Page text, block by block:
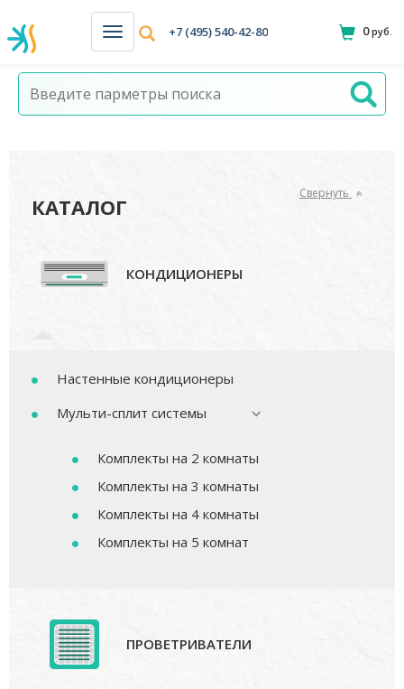
Н
а
в
и
+7 (495) 540-42-80 0руб.
КАТАЛОГ
Свернуть
КОНДИЦИОНЕРЫ
Настенные кондиционеры
Мульти-сплит системы
Комплекты на 2 комнаты
Комплекты на 3 комнаты
Комплекты на 4 комнаты
Комплекты на 5 комнат
ПРОВЕТРИВАТЕЛИ